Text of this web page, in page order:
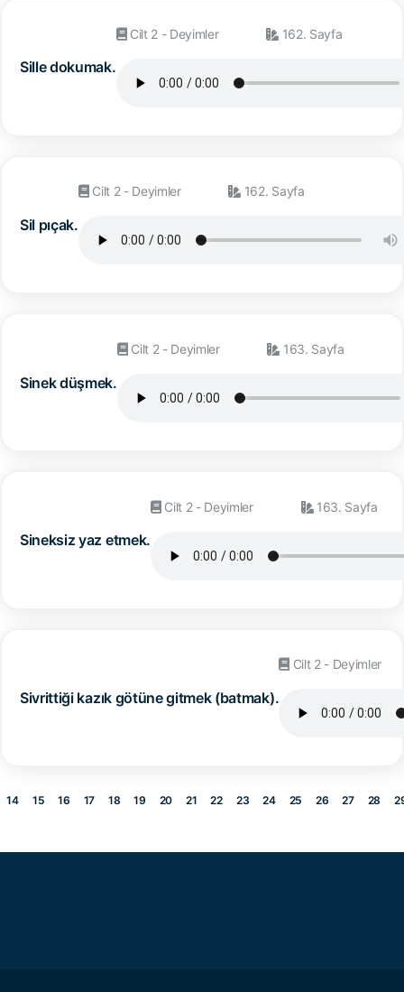
Sille dokumak.
Cilt 2 - Deyimler 162. Sayfa
Sil pıçak.
Cilt 2 - Deyimler 162. Sayfa
Sinek düşmek.
Cilt 2 - Deyimler 163. Sayfa
Sineksiz yaz etmek.
Cilt 2 - Deyimler 163. Sayfa
Sivrittiği kazık götüne gitmek (batmak).
Cilt 2 - Deyimler
14 15 16 17 18 19 20 21 22 23 24 25 26 27 28